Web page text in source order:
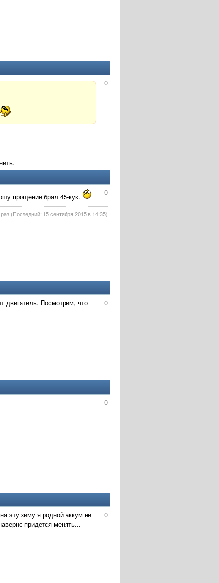
0
0
прощение брал 45-кук.
(Последний: 15 сентября 2015 в 14:35)
0
двигатель. Посмотрим, что
0
0
эту зиму я родной аккум не
придется менять...